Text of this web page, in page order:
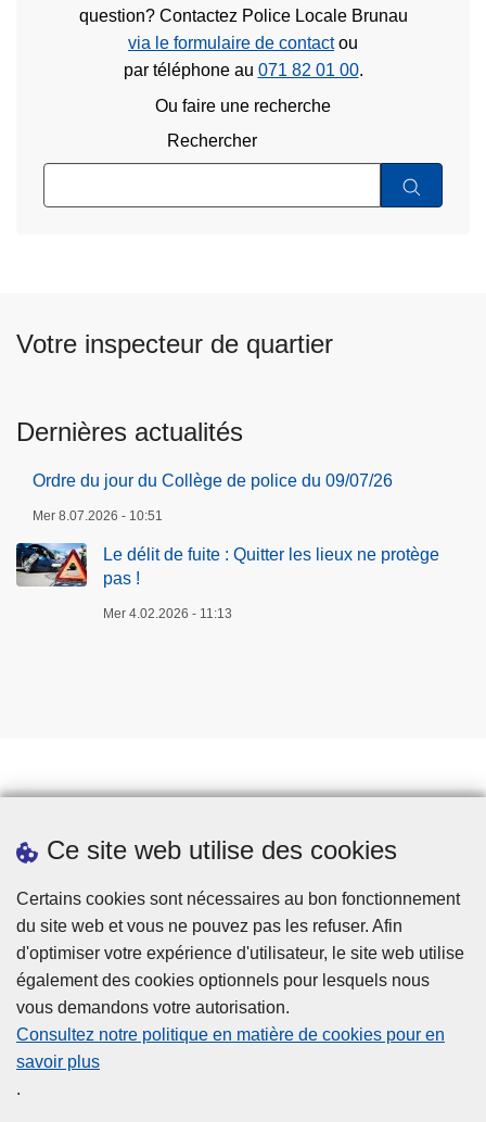
Ce site web utilise des cookies
Certains cookies sont nécessaires au bon fonctionnement
du site web et vous ne pouvez pas les refuser. Afin
d'optimiser votre expérience d'utilisateur, le site web utilise
également des cookies optionnels pour lesquels nous
vous demandons votre autorisation.
Consultez notre politique en matière de cookies pour en
savoir plus
.
question? Contactez Police Locale Brunau
via le formulaire de contactou
par téléphone au 071 82 01 00.
Ou faire une recherche
Rechercher
Votre inspecteur de quartier
Dernières actualités
Ordre du jour du Collège de police du 09/07/26
Mer 8.07.2026 - 10:51
Le délit de fuite : Quitter les lieux ne protège
pas !
Mer 4.02.2026 - 11:13
Téléchargements
Presse